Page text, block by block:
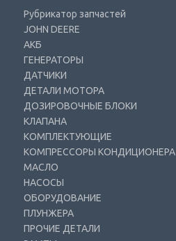
Рубрикатор запчастей
JOHN DEERE
АКБ
ГЕНЕРАТОРЫ
ДАТЧИКИ
ДЕТАЛИ МОТОРА
ДОЗИРОВОЧНЫЕ БЛОКИ
КЛАПАНА
КОМПЛЕКТУЮЩИЕ
КОМПРЕССОРЫ КОНДИЦИОНЕРА
МАСЛО
НАСОСЫ
ОБОРУДОВАНИЕ
ПЛУНЖЕРА
ПРОЧИЕ ДЕТАЛИ